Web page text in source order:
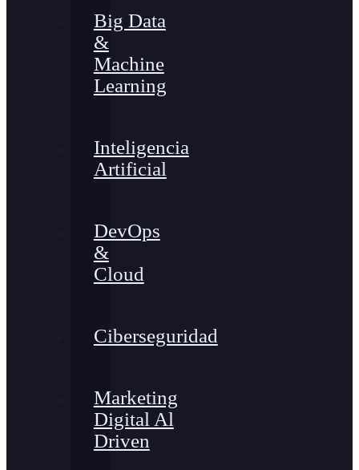
Big Data
&
Machine
Learning
Inteligencia
Artificial
DevOps
&
Cloud
Ciberseguridad
Marketing
Digital Al
Driven